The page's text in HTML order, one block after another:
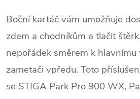
Boční kartáč vám umožňuje
zdem a chodníkům a tlačit
nepořádek směrem k hlavnímu
zametači vpředu. Toto
se STIGA Park Pro 900 WX,